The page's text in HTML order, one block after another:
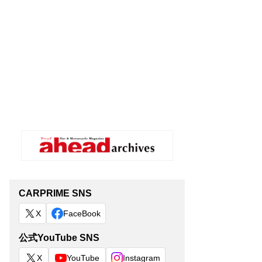
CARPRIME SNS
X FaceBook
公式YouTube SNS
X YouTube Instagram